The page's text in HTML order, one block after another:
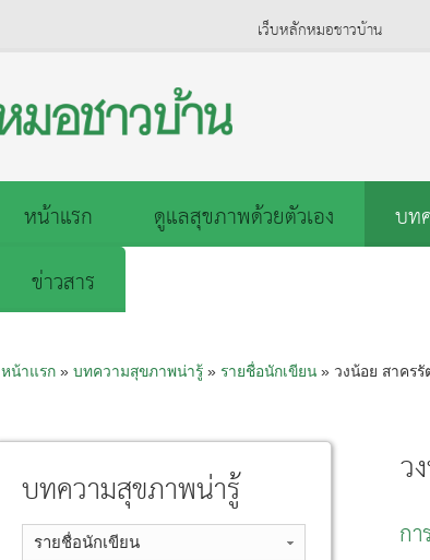
เว็บหลักหมอชาวบ้าน
หน้าแรก ดูแลสุขภาพด้วยตัวเอง บท
ข่าวสาร
หน้าแรก» บทความสุขภาพน่ารู้» รายชื่อนักเขียน» วงน้อย สาครรั
ว
ก
บทความสุขภาพน่ารู้
รายชื่อนักเขียน